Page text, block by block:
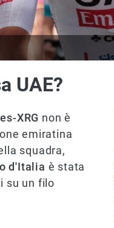
UAE?
XRG non è
emiratina
squadra,
d'Italia è stata
su un filo